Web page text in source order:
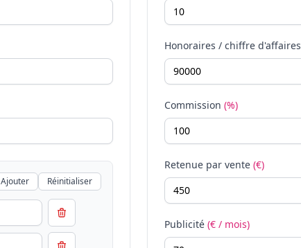
Ajouter Réinitialiser
Honoraires / chiffre d'affaires
Commission (%)
Retenue par vente (€)
Publicité (€ / mois)